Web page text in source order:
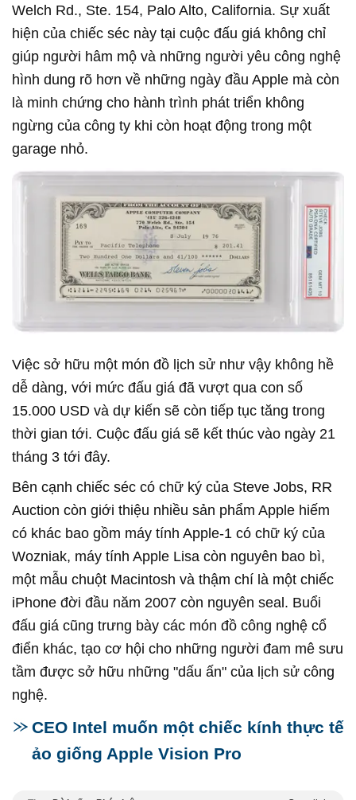
Welch Rd., Ste. 154, Palo Alto, California. Sự xuất
hiện của chiếc séc này tại cuộc đấu giá không chỉ
giúp người hâm mộ và những người yêu công nghệ
hình dung rõ hơn về những ngày đầu Apple mà còn
là minh chứng cho hành trình phát triển không
ngừng của công ty khi còn hoạt động trong một
garage nhỏ.
Việc sở hữu một món đồ lịch sử như vậy không hề
dễ dàng, với mức đấu giá đã vượt qua con số
15.000 USD và dự kiến sẽ còn tiếp tục tăng trong
thời gian tới. Cuộc đấu giá sẽ kết thúc vào ngày 21
tháng 3 tới đây.
Bên cạnh chiếc séc có chữ ký của Steve Jobs, RR
Auction còn giới thiệu nhiều sản phẩm Apple hiếm
có khác bao gồm máy tính Apple-1 có chữ ký của
Wozniak, máy tính Apple Lisa còn nguyên bao bì,
một mẫu chuột Macintosh và thậm chí là một chiếc
iPhone đời đầu năm 2007 còn nguyên seal. Buổi
đấu giá cũng trưng bày các món đồ công nghệ cổ
điển khác, tạo cơ hội cho những người đam mê sưu
tầm được sở hữu những "dấu ấn" của lịch sử công
nghệ.
CEO Intel muốn một chiếc kính thực tế
ảo giống Apple Vision Pro